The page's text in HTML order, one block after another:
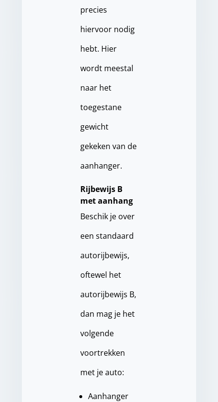
precies
hiervoor nodig
hebt. Hier
wordt meestal
naar het
toegestane
gewicht
gekeken van de
aanhanger.
Rijbewijs B
met aanhang
Beschik je over
een standaard
autorijbewijs,
oftewel het
autorijbewijs B,
dan mag je het
volgende
voortrekken
met je auto:
Aanhanger